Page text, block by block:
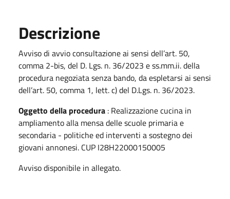
Descrizione
Avviso di avvio consultazione ai sensi dell’art. 50,
comma 2-bis, del D. Lgs. n. 36/2023 e ss.mm.ii. della
procedura negoziata senza bando, da espletarsi ai sensi
dell’art. 50, comma 1, lett. c) del D.Lgs. n. 36/2023.
Oggetto della procedura : Realizzazione cucina in
ampliamento alla mensa delle scuole primaria e
secondaria - politiche ed interventi a sostegno dei
giovani annonesi. CUP I28H22000150005
Avviso disponibile in allegato.